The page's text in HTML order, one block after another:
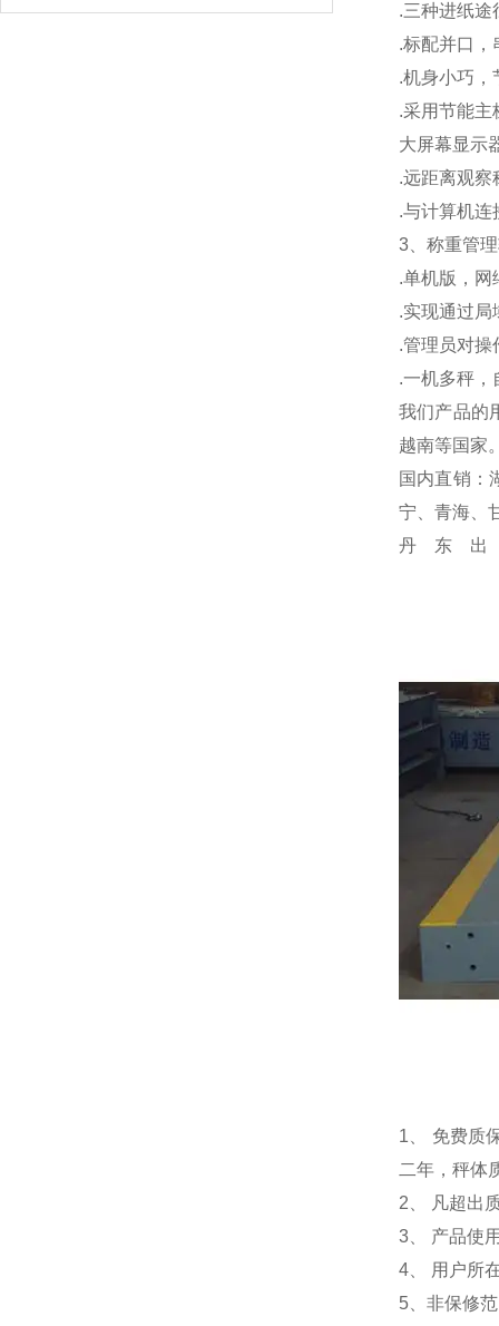
.三种进纸途
.标配并口，
.机身小巧，
.采用节能主
大屏幕显示
.远距离观察
.与计算机连
3 、称重管
.单机版，网
.实现通过局
.管理员对操
.一机多秤，
我们产品的
越南等国家
国内直销：
宁、青海、
丹东
1 、 免费
二年，秤体
2、 凡超出
3、 产品使
4、 用户所
5、非保修